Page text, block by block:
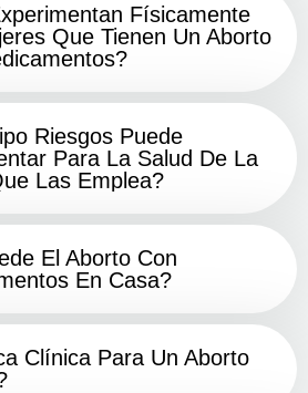
Físicamente
Que Tienen Un Aborto
Riesgos Puede
Para La Salud De La
Las Emplea?
El Aborto Con
En Casa?
Clínica Para Un Aborto